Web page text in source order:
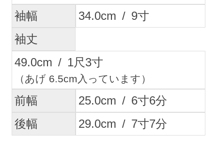
袖幅 34.0cm / 9寸
袖丈
49.0cm / 1尺3寸
（あげ 6.5cm入っています）
前幅 25.0cm / 6寸6分
後幅
29.0cm / 7寸7分